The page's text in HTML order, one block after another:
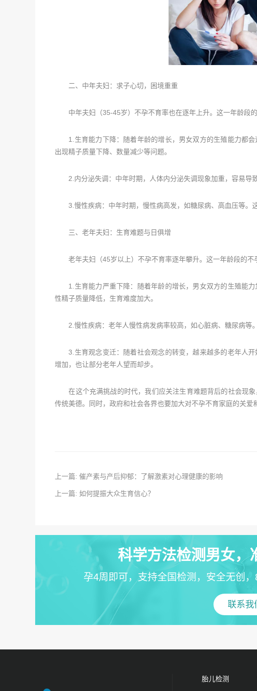
二、中年夫妇：求子心切，困境重重
中年夫妇（35-45岁）不孕不育率也在逐年上升。这一年龄段的
1.生育能力下降：随着年龄的增长，男女双方的生殖能力都会
出现精子质量下降、数量减少等问题。
2.内分泌失调：中年时期，人体内分泌失调现象加重，容易导致
3.慢性疾病：中年时期，慢性病高发，如糖尿病、高血压等。
三、老年夫妇：生育难题与日俱增
老年夫妇（45岁以上）不孕不育率逐年攀升。这一年龄段的不
1.生育能力严重下降：随着年龄的增长，男女双方的生殖能力
性精子质量降低，生育难度加大。
2.慢性疾病：老年人慢性病发病率较高，如心脏病、糖尿病等。
3.生育观念变迁：随着社会观念的转变，越来越多的老年人开
增加，也让部分老年人望而却步。
在这个充满挑战的时代，我们应关注生育难题背后的社会现象
传统美德。同时，政府和社会各界也要加大对不孕不育家庭的关爱
上一篇: 催产素与产后抑郁：了解激素对心理健康的影响
上一篇: 如何提振大众生育信心？
科学方法检测男女，
孕4周即可，支持全国检测，安全无创
联系我
胎儿检测